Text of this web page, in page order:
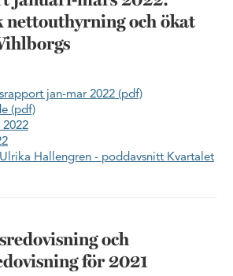
nettouthyrning och ökat
jan-mar 2022 (pdf)
(pdf)
2022
Hallengren - poddavsnitt Kvartalet
och
för 2021